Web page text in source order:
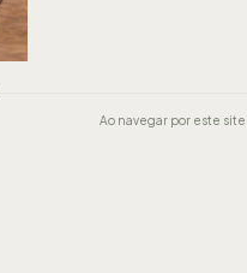
Ao navegar por este site